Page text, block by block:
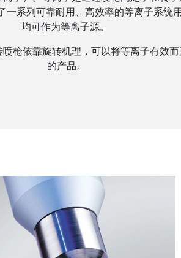
系列可靠耐用、高效率的等离子系统
均可作为等离子源。
枪依靠旋转机理，可以将等离子有效
的产品。